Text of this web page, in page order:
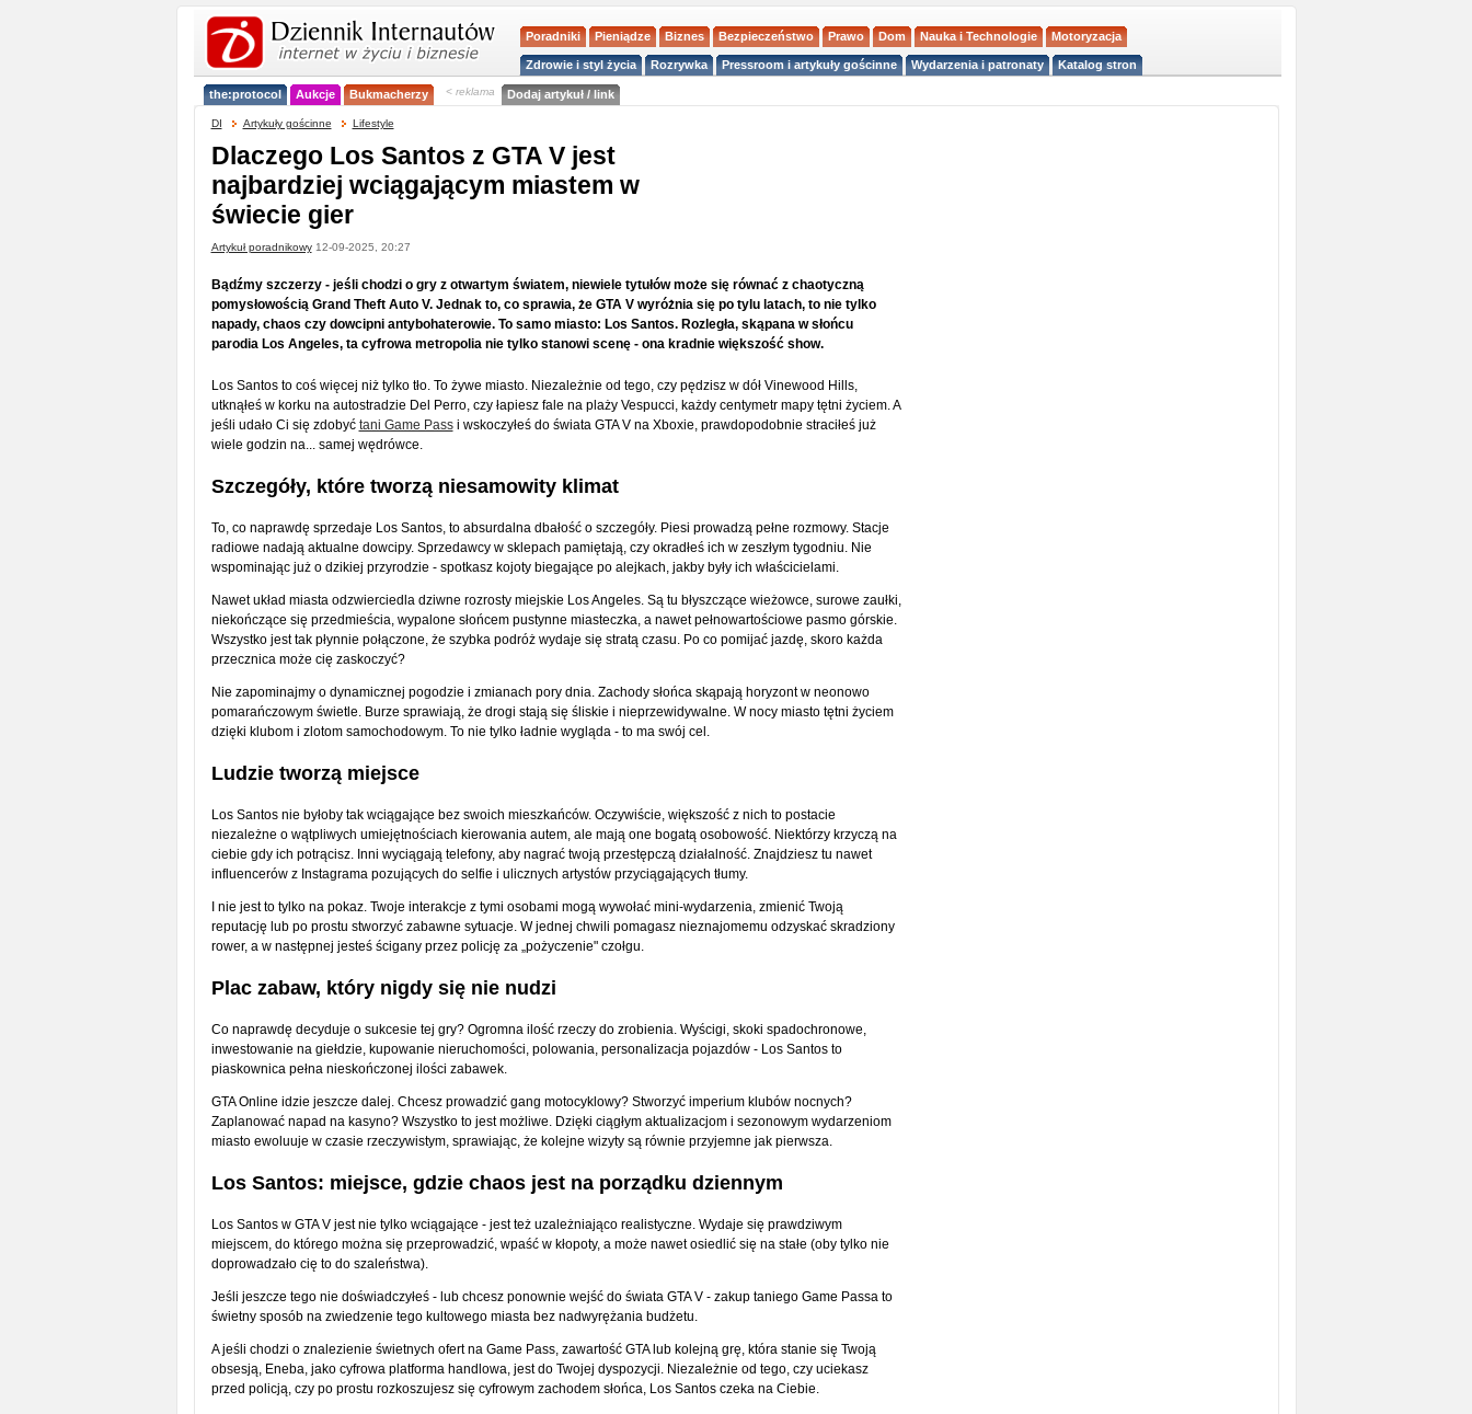
Poradniki Pieniądze Biznes Bezpieczeństwo Prawo Dom Nauka i Technologie Motoryzacja
Zdrowie i styl życia Rozrywka Pressroom i artykuły gościnne Wydarzenia i patronaty Katalog stron
the:protocol Aukcje Bukmacherzy < reklama Dodaj artykuł / link
DI Artykuły gościnne Lifestyle
Dlaczego Los Santos z GTA V jest
najbardziej wciągającym miastem w
świecie gier
Artykuł poradnikowy12-09-2025, 20:27
Bądźmy szczerzy - jeśli chodzi o gry z otwartym światem, niewiele tytułów może się równać z chaotyczną
pomysłowością Grand Theft Auto V. Jednak to, co sprawia, że GTA V wyróżnia się po tylu latach, to nie tylko
napady, chaos czy dowcipni antybohaterowie. To samo miasto: Los Santos. Rozległa, skąpana w słońcu
parodia Los Angeles, ta cyfrowa metropolia nie tylko stanowi scenę - ona kradnie większość show.
Los Santos to coś więcej niż tylko tło. To żywe miasto. Niezależnie od tego, czy pędzisz w dół Vinewood Hills,
utknąłeś w korku na autostradzie Del Perro, czy łapiesz fale na plaży Vespucci, każdy centymetr mapy tętni życiem. A
jeśli udało Ci się zdobyć tani Game Passi wskoczyłeś do świata GTA V na Xboxie, prawdopodobnie straciłeś już
wiele godzin na... samej wędrówce.
Szczegóły, które tworzą niesamowity klimat
To, co naprawdę sprzedaje Los Santos, to absurdalna dbałość o szczegóły. Piesi prowadzą pełne rozmowy. Stacje
radiowe nadają aktualne dowcipy. Sprzedawcy w sklepach pamiętają, czy okradłeś ich w zeszłym tygodniu. Nie
wspominając już o dzikiej przyrodzie - spotkasz kojoty biegające po alejkach, jakby były ich właścicielami.
Nawet układ miasta odzwierciedla dziwne rozrosty miejskie Los Angeles. Są tu błyszczące wieżowce, surowe zaułki,
niekończące się przedmieścia, wypalone słońcem pustynne miasteczka, a nawet pełnowartościowe pasmo górskie.
Wszystko jest tak płynnie połączone, że szybka podróż wydaje się stratą czasu. Po co pomijać jazdę, skoro każda
przecznica może cię zaskoczyć?
Nie zapominajmy o dynamicznej pogodzie i zmianach pory dnia. Zachody słońca skąpają horyzont w neonowo
pomarańczowym świetle. Burze sprawiają, że drogi stają się śliskie i nieprzewidywalne. W nocy miasto tętni życiem
dzięki klubom i zlotom samochodowym. To nie tylko ładnie wygląda - to ma swój cel.
Ludzie tworzą miejsce
Los Santos nie byłoby tak wciągające bez swoich mieszkańców. Oczywiście, większość z nich to postacie
niezależne o wątpliwych umiejętnościach kierowania autem, ale mają one bogatą osobowość. Niektórzy krzyczą na
ciebie gdy ich potrącisz. Inni wyciągają telefony, aby nagrać twoją przestępczą działalność. Znajdziesz tu nawet
influencerów z Instagrama pozujących do selfie i ulicznych artystów przyciągających tłumy.
I nie jest to tylko na pokaz. Twoje interakcje z tymi osobami mogą wywołać mini-wydarzenia, zmienić Twoją
reputację lub po prostu stworzyć zabawne sytuacje. W jednej chwili pomagasz nieznajomemu odzyskać skradziony
rower, a w następnej jesteś ścigany przez policję za „pożyczenie" czołgu.
Plac zabaw, który nigdy się nie nudzi
Co naprawdę decyduje o sukcesie tej gry? Ogromna ilość rzeczy do zrobienia. Wyścigi, skoki spadochronowe,
inwestowanie na giełdzie, kupowanie nieruchomości, polowania, personalizacja pojazdów - Los Santos to
piaskownica pełna nieskończonej ilości zabawek.
GTA Online idzie jeszcze dalej. Chcesz prowadzić gang motocyklowy? Stworzyć imperium klubów nocnych?
Zaplanować napad na kasyno? Wszystko to jest możliwe. Dzięki ciągłym aktualizacjom i sezonowym wydarzeniom
miasto ewoluuje w czasie rzeczywistym, sprawiając, że kolejne wizyty są równie przyjemne jak pierwsza.
Los Santos: miejsce, gdzie chaos jest na porządku dziennym
Los Santos w GTA V jest nie tylko wciągające - jest też uzależniająco realistyczne. Wydaje się prawdziwym
miejscem, do którego można się przeprowadzić, wpaść w kłopoty, a może nawet osiedlić się na stałe (oby tylko nie
doprowadzało cię to do szaleństwa).
Jeśli jeszcze tego nie doświadczyłeś - lub chcesz ponownie wejść do świata GTA V - zakup taniego Game Passa to
świetny sposób na zwiedzenie tego kultowego miasta bez nadwyrężania budżetu.
A jeśli chodzi o znalezienie świetnych ofert na Game Pass, zawartość GTA lub kolejną grę, która stanie się Twoją
obsesją, Eneba, jako cyfrowa platforma handlowa, jest do Twojej dyspozycji. Niezależnie od tego, czy uciekasz
przed policją, czy po prostu rozkoszujesz się cyfrowym zachodem słońca, Los Santos czeka na Ciebie.